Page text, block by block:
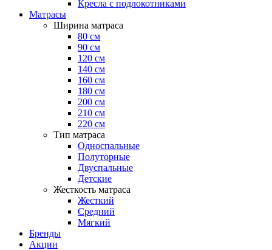
Кресла с подлокотниками
Матрасы
Ширина матраса
80 см
90 см
120 см
140 см
160 см
180 см
200 см
210 см
220 см
Тип матраса
Односпальные
Полуторные
Двуспальные
Детские
Жесткость матраса
Жесткий
Средний
Мягкий
Бренды
Акции